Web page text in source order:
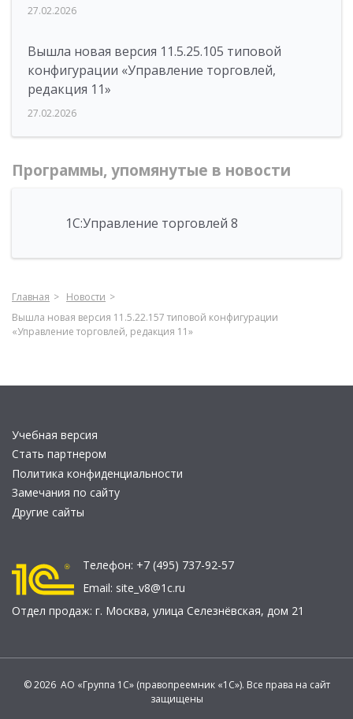
27.02.2026
Вышла новая версия 11.5.25.105 типовой
конфигурации «Управление торговлей,
редакция 11»
27.02.2026
Программы, упомянутые в новости
1С:Управление торговлей 8
Главная
Новости
Вышла новая версия 11.5.22.157 типовой конфигурации
«Управление торговлей, редакция 11»
Учебная версия
Стать партнером
Политика конфиденциальности
Замечания по сайту
Другие сайты
Телефон: +7 (495) 737-92-57
Email: site_v8@1c.ru
Отдел продаж: г. Москва, улица Селезнёвская, дом 21
© 2026 АО «Группа 1С» (правопреемник «1С»). Все права на сайт
защищены